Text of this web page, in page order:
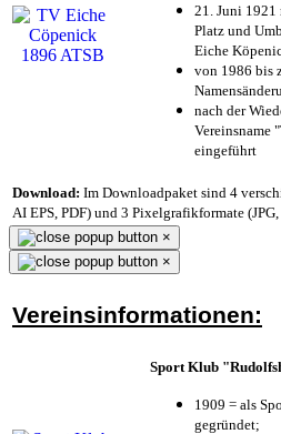
21. Juni 1921
Platz und
Eiche
von 1986 bis
nach der
Vereinsname
eingeführt
Download: Im Downloadpaket sind 4
AI EPS, PDF) und 3 Pixelgrafikformate (JPG,
×
×
Vereinsinformationen:
Sport Klub
1909 = als
gegründet;